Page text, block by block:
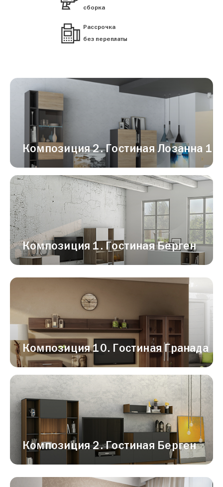
сборка
Рассрочка
без переплаты
Композиция 2. Гостиная Лозанна 1
Композиция 1. Гостиная Берген
Композиция 10. Гостиная Гранада
Композиция 2. Гостиная Берген